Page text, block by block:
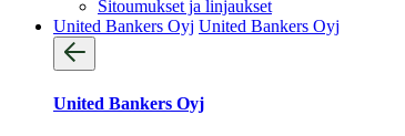
Sitoumukset ja linjaukset
United Bankers Oyj United Bankers Oyj
United Bankers Oyj